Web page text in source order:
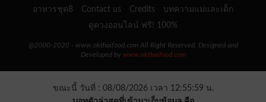
อาหารชุด8
Contact us Credits
บทความแม่และเด็ก
ดูดวงออนไลน์ ฟรี! 100%
@2000-2020 - www.okthaifood.com All Right Reserved. Designed and
Developed by www.okthaifood.com
ขณะนี้ วันที่ : 08/08/2026 เวลา 12:55:59 น.